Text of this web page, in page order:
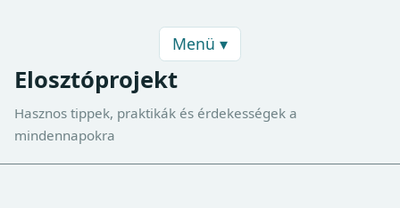
Menü ▾
Elosztóprojekt
Hasznos tippek, praktikák és érdekességek a
mindennapokra